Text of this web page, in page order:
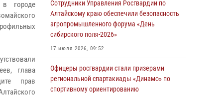
в городе
глава
прав
Сотрудники Управления Росгвардии по
Алтайскому краю обеспечили безопасность
агропромышленного форума «День
сибирского поля-2026»
17 июля 2026, 09:52
Офицеры росгвардии стали призерами
региональной спартакиады «Динамо» по
спортивному ориентированию